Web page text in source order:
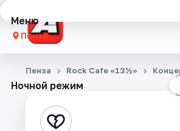
Меню
Пенза
Концерты
Стендап
Ночной режим
Пенза Rock Cafe «13½»